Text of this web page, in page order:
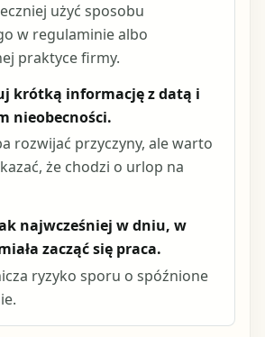
użyć sposobu
w regulaminie albo
praktyce firmy.
krótką informację z datą i
nieobecności.
rozwijać przyczyny, ale warto
że chodzi o urlop na
najwcześniej w dniu, w
zacząć się praca.
ryzyko sporu o spóźnione